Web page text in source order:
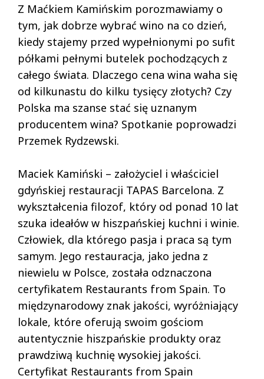
Z Maćkiem Kamińskim porozmawiamy o
tym, jak dobrze wybrać wino na co dzień,
kiedy stajemy przed wypełnionymi po sufit
półkami pełnymi butelek pochodzących z
całego świata. Dlaczego cena wina waha się
od kilkunastu do kilku tysięcy złotych? Czy
Polska ma szanse stać się uznanym
producentem wina? Spotkanie poprowadzi
Przemek Rydzewski.
Maciek Kamiński – założyciel i właściciel
gdyńskiej restauracji TAPAS Barcelona. Z
wykształcenia filozof, który od ponad 10 lat
szuka ideałów w hiszpańskiej kuchni i winie.
Człowiek, dla którego pasja i praca są tym
samym. Jego restauracja, jako jedna z
niewielu w Polsce, została odznaczona
certyfikatem Restaurants from Spain. To
międzynarodowy znak jakości, wyróżniający
lokale, które oferują swoim gościom
autentycznie hiszpańskie produkty oraz
prawdziwą kuchnię wysokiej jakości.
Certyfikat Restaurants from Spain